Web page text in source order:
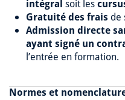
intégral soit les
Gratuité des frais de
Admission directe
ayant signé un
l’entrée en formation.
Normes et